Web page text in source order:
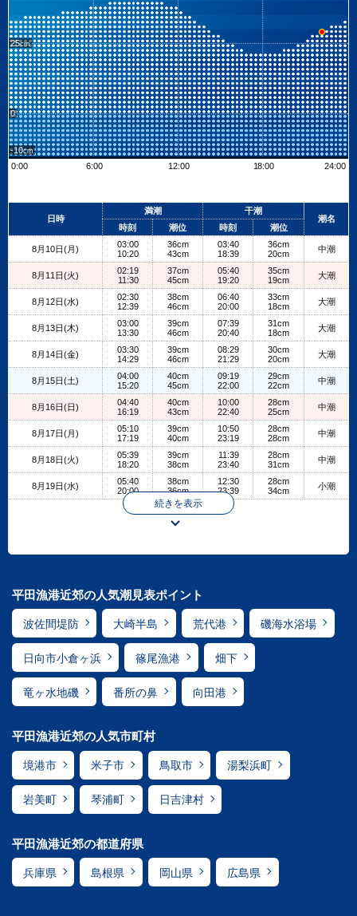
25
0
-10
0:00
6:00 12:00 18:00 24:00
+
日時
満潮
干潮
潮名
時刻
潮位 時刻 潮位
8月10日(月)
03:00
10:20
36cm
43cm
03:40
18:39
36cm
20cm
中潮
8月11日(火)
02:19
11:30
37cm
45cm
05:40
19:20
35cm
19cm
大潮
8月12日(水)
02:30
12:39
38cm
46cm
06:40
20:00
33cm
18cm
大潮
8月13日(木)
03:00
13:30
39cm
46cm
07:39
20:40
31cm
18cm
大潮
8月14日(金)
03:30
14:29
39cm
46cm
08:29
21:29
30cm
20cm
大潮
8月15日(土)
04:00
15:20
40cm
45cm
09:19
22:00
29cm
22cm
中潮
8月16日(日)
04:40
16:19
40cm
43cm
10:00
22:40
28cm
25cm
中潮
8月17日(月)
05:10
17:19
39cm
40cm
10:50
23:19
28cm
28cm
中潮
8月18日(火)
05:39
18:20
39cm
38cm
11:39
23:40
28cm
31cm
中潮
8月19日(水)
05:40
20:00
38cm
36cm
12:30
23:39
28cm
34cm
小潮
続きを表示
平田漁港近郊の人気潮見表ポイント
波佐間堤防 大崎半島 荒代港 磯海水浴場
日向市小倉ヶ浜 篠尾漁港 畑下
竜ヶ水地磯 番所の鼻 向田港
平田漁港近郊の人気市町村
境港市 米子市 鳥取市 湯梨浜町
岩美町 琴浦町 日吉津村
平田漁港近郊の都道府県
兵庫県 島根県 岡山県 広島県